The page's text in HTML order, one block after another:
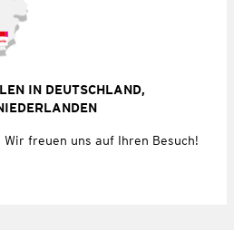
IN DEUTSCHLAND,
freuen uns auf Ihren Besuch!